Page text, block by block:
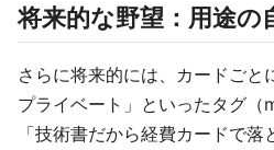
将来的な野望：用途の
さらに将来的には、カードごと
プライベート」といったタグ（
「技術書だから経費カードで